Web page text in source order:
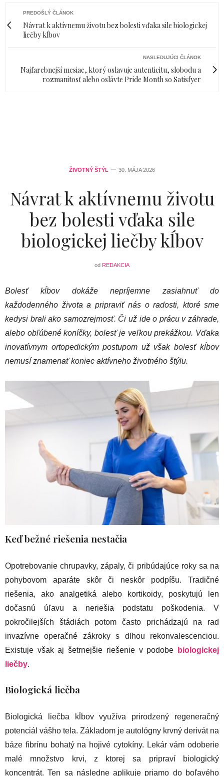
PREDOŠLÝ ČLÁNOK
Návrat k aktívnemu životu bez bolesti vďaka sile biologickej
liečby kĺbov
NASLEDUJÚCI ČLÁNOK
Najfarebnejší mesiac, ktorý oslavuje autenticitu, slobodu a
rozmanitosť alebo oslávte Pride Month so Satisfyer
ŽIVOTNÝ ŠTÝL 30. MÁJA 2026
Návrat k aktívnemu životu
bez bolesti vďaka sile
biologickej liečby kĺbov
od REDAKCIA
Bolesť kĺbov dokáže nepríjemne zasiahnuť do
každodenného života a pripraviť nás o radosti, ktoré sme
kedysi brali ako samozrejmosť. Či už ide o prácu v záhrade,
alebo obľúbené koníčky, bolesť je veľkou prekážkou. Vďaka
inovatívnym ortopedickým postupom už však bolesť kĺbov
nemusí znamenať koniec aktívneho životného štýlu.
Keď bežné riešenia nestačia
Opotrebovanie chrupavky, zápaly, či pribúdajúce roky sa na
pohybovom aparáte skôr či neskôr podpíšu. Tradičné
riešenia, ako analgetiká alebo kortikoidy, poskytujú len
dočasnú úľavu a neriešia podstatu poškodenia. V
pokročilejších štádiách potom často prichádzajú na rad
invazívne operačné zákroky s dlhou rekonvalescenciou.
Existuje však aj šetrnejšie riešenie v podobe
biologickej
liečby.
Biologická liečba
Biologická liečba kĺbov využíva prirodzený regeneračný
potenciál vášho tela. Základom je autológny krvný derivát na
báze fibrínu bohatý na hojivé cytokíny. Lekár vám odoberie
malé množstvo krvi, z ktorej sa pripraví biologický
koncentrát. Ten sa následne aplikuje priamo do boľavého